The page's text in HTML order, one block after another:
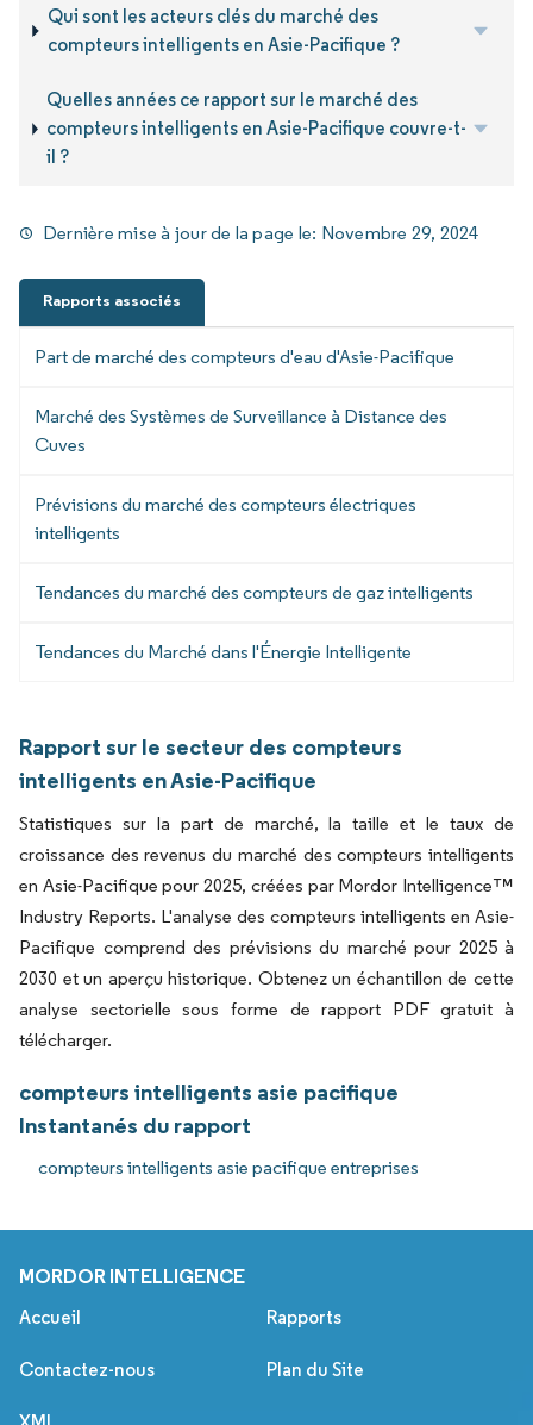
Qui sont les acteurs clés du marché des
compteurs intelligents en Asie-Pacifique ?
Quelles années ce rapport sur le marché des
compteurs intelligents en Asie-Pacifique couvre-t-
il ?
Dernière mise à jour de la page le: Novembre 29, 2024
Rapports associés
Part de marché des compteurs d'eau d'Asie-Pacifique
Marché des Systèmes de Surveillance à Distance des
Cuves
Prévisions du marché des compteurs électriques
intelligents
Tendances du marché des compteurs de gaz intelligents
Tendances du Marché dans l'Énergie Intelligente
Rapport sur le secteur des compteurs
intelligents en Asie-Pacifique
Statistiques sur la part de marché, la taille et le taux de
croissance des revenus du marché des compteurs intelligents
en Asie-Pacifique pour 2025, créées par Mordor Intelligence™
Industry Reports. L'analyse des compteurs intelligents en Asie-
Pacifique comprend des prévisions du marché pour 2025 à
2030 et un aperçu historique. Obtenez un échantillon de cette
analyse sectorielle sous forme de rapport PDF gratuit à
télécharger.
compteurs intelligents asie pacifique
Instantanés du rapport
compteurs intelligents asie pacifique entreprises
MORDOR INTELLIGENCE
Accueil Rapports
Contactez-nous Plan du Site